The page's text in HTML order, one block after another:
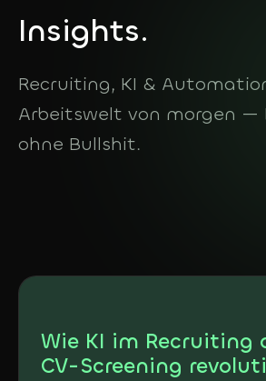
Recruiting
Die richtigen
KI & Automation
automatisieren
Über uns
Insights
English
Insights.
Recruiting, KI &
Arbeitswelt von morgen —
ohne Bullshit.
Wie KI im Recruiting
CV-Screening